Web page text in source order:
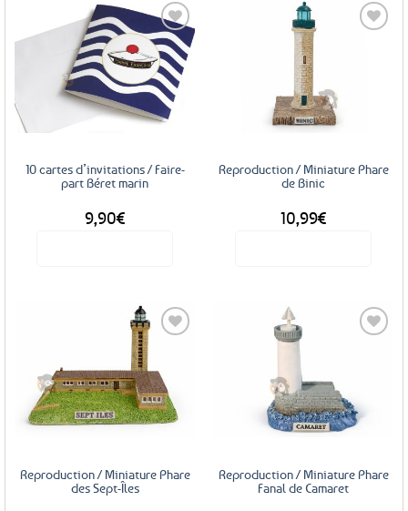
plusieurs
variations.
peuvent
être
sur
Ajouter
aux
favoris
10 cartes d’invitations / Faire-
part Béret marin
9,90€
Reproduction / Miniature Phare
de Binic
10,99€
Ajouter
aux
favoris
Reproduction / Miniature Phare
des Sept-Îles
favoris
Reproduction / Miniature Phare
Fanal de Camaret